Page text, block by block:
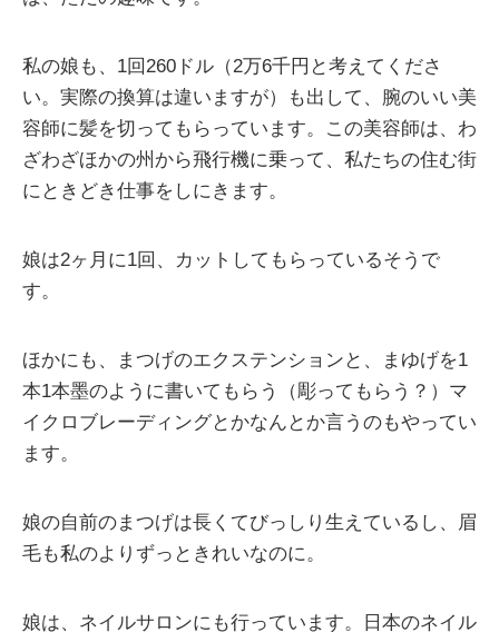
私の娘も、1回260ドル（2万6千円と考えてくださ
い。実際の換算は違いますが）も出して、腕のいい美
容師に髪を切ってもらっています。この美容師は、わ
ざわざほかの州から飛行機に乗って、私たちの住む街
にときどき仕事をしにきます。
娘は2ヶ月に1回、カットしてもらっているそうで
す。
ほかにも、まつげのエクステンションと、まゆげを1
本1本墨のように書いてもらう（彫ってもらう？）マ
イクロブレーディングとかなんとか言うのもやってい
ます。
娘の自前のまつげは長くてびっしり生えているし、眉
毛も私のよりずっときれいなのに。
娘は、ネイルサロンにも行っています。日本のネイル